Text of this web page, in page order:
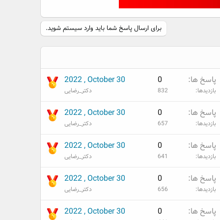
برای ارسال پاسخ شما باید وارد سیستم شوید.
پاسخ ها 0
بازدیدها 832
2022 , October 30
دکتر_رضایی
پاسخ ها 0
بازدیدها 657
2022 , October 30
دکتر_رضایی
پاسخ ها 0
بازدیدها 641
2022 , October 30
دکتر_رضایی
پاسخ ها 0
بازدیدها 656
2022 , October 30
دکتر_رضایی
پاسخ ها 0
2022 , October 30